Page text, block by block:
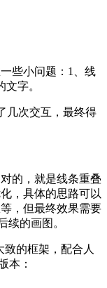
些小问题：1、线
字。
几次交互，最终得
的，就是线条重叠
，具体的思路可以
，但最终效果需要
续的画图。
致的框架，配合人
本：